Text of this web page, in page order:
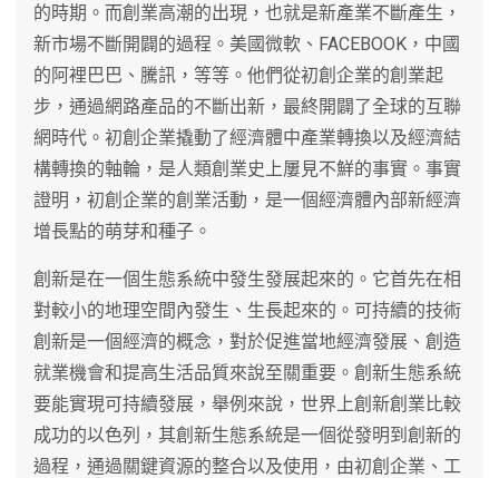
的時期。而創業高潮的出現，也就是新產業不斷產生，
新市場不斷開闢的過程。美國微軟、FACEBOOK，中國
的阿裡巴巴、騰訊，等等。他們從初創企業的創業起
步，通過網路產品的不斷出新，最終開闢了全球的互聯
網時代。初創企業撬動了經濟體中產業轉換以及經濟結
構轉換的軸輪，是人類創業史上屢見不鮮的事實。事實
證明，初創企業的創業活動，是一個經濟體內部新經濟
增長點的萌芽和種子。
創新是在一個生態系統中發生發展起來的。它首先在相
對較小的地理空間內發生、生長起來的。可持續的技術
創新是一個經濟的概念，對於促進當地經濟發展、創造
就業機會和提高生活品質來說至關重要。創新生態系統
要能實現可持續發展，舉例來說，世界上創新創業比較
成功的以色列，其創新生態系統是一個從發明到創新的
過程，通過關鍵資源的整合以及使用，由初創企業、工